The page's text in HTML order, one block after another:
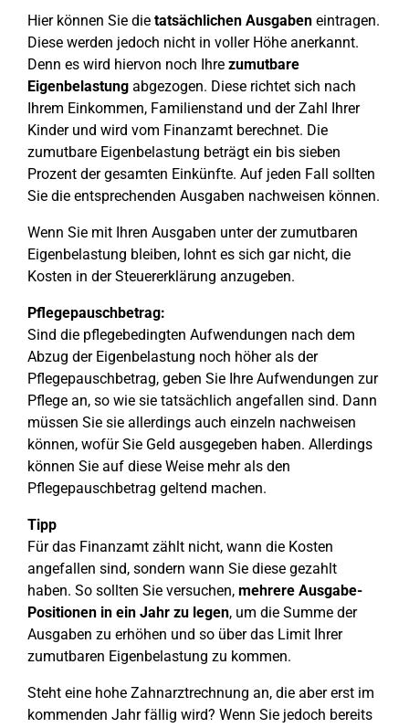
Hier können Sie die tatsächlichen Ausgaben eintragen.
Diese werden jedoch nicht in voller Höhe anerkannt.
Denn es wird hiervon noch Ihre zumutbare
Eigenbelastung abgezogen. Diese richtet sich nach
Ihrem Einkommen, Familienstand und der Zahl Ihrer
Kinder und wird vom Finanzamt berechnet. Die
zumutbare Eigenbelastung beträgt ein bis sieben
Prozent der gesamten Einkünfte. Auf jeden Fall sollten
Sie die entsprechenden Ausgaben nachweisen können.
Wenn Sie mit Ihren Ausgaben unter der zumutbaren
Eigenbelastung bleiben, lohnt es sich gar nicht, die
Kosten in der Steuererklärung anzugeben.
Pflegepauschbetrag:
Sind die pflegebedingten Aufwendungen nach dem
Abzug der Eigenbelastung noch höher als der
Pflegepauschbetrag, geben Sie Ihre Aufwendungen zur
Pflege an, so wie sie tatsächlich angefallen sind. Dann
müssen Sie sie allerdings auch einzeln nachweisen
können, wofür Sie Geld ausgegeben haben. Allerdings
können Sie auf diese Weise mehr als den
Pflegepauschbetrag geltend machen.
Tipp
Für das Finanzamt zählt nicht, wann die Kosten
angefallen sind, sondern wann Sie diese gezahlt
haben. So sollten Sie versuchen, mehrere Ausgabe-
Positionen in ein Jahr zu legen, um die Summe der
Ausgaben zu erhöhen und so über das Limit Ihrer
zumutbaren Eigenbelastung zu kommen.
Steht eine hohe Zahnarztrechnung an, die aber erst im
kommenden Jahr fällig wird? Wenn Sie jedoch bereits